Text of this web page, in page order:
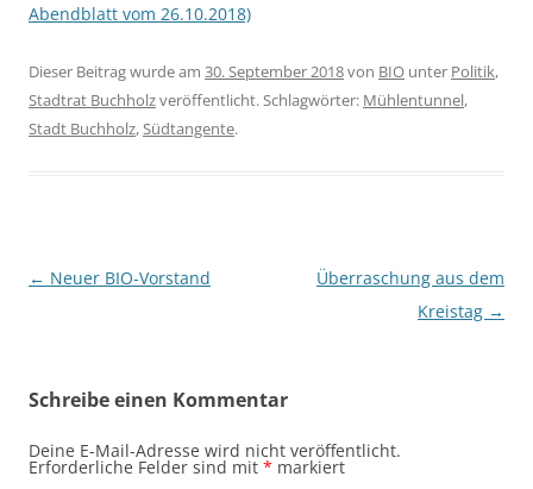
Abendblatt vom 26.10.2018)
Dieser Beitrag wurde am 30. September 2018von BIO unter Politik,
Stadtrat Buchholzveröffentlicht. Schlagwörter: Mühlentunnel,
Stadt Buchholz,Südtangente.
Beitragsnavigation
← Neuer BIO-Vorstand
Überraschung aus dem
Kreistag →
Schreibe einen Kommentar
Deine E-Mail-Adresse wird nicht veröffentlicht.
Erforderliche Felder sind mit * markiert